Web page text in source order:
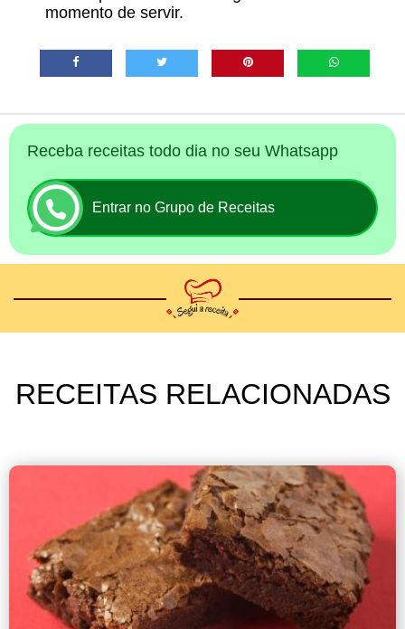
momento de servir.
Receba receitas todo dia no seu Whatsapp
Entrar no Grupo de Receitas
RECEITAS RELACIONADAS